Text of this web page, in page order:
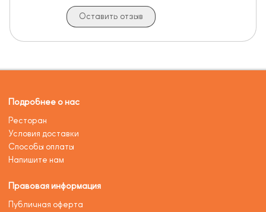
Оставить отзыв
Подробнее о нас
Ресторан
Условия доставки
Способы оплаты
Напишите нам
Правовая информация
Публичная оферта